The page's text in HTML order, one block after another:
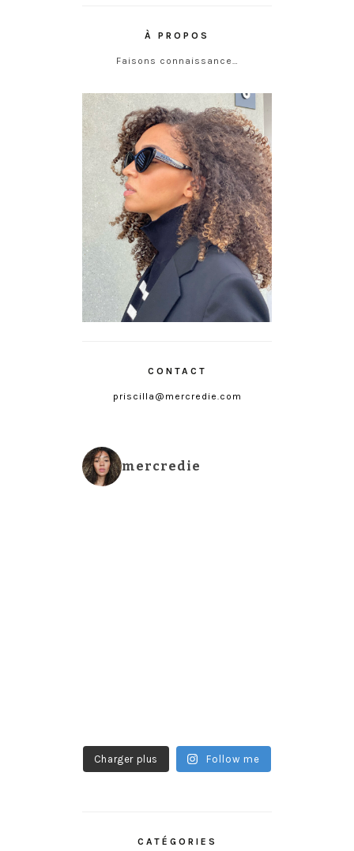
À PROPOS
Faisons connaissance…
CONTACT
priscilla@mercredie.com
mercredie
Charger plus Follow me
CATÉGORIES